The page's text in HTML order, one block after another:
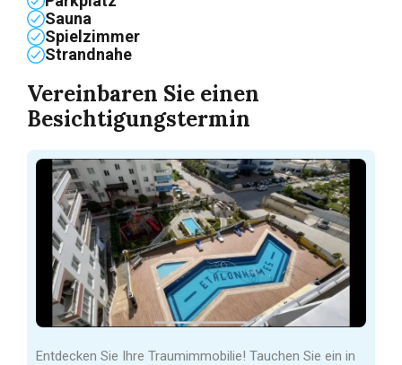
Sauna
Spielzimmer
Strandnahe
Vereinbaren Sie einen
Besichtigungstermin
Entdecken Sie Ihre Traumimmobilie! Tauchen Sie ein in